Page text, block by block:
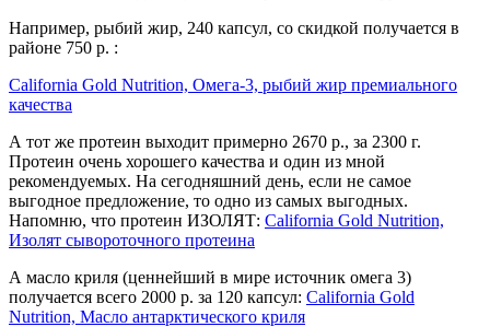
Например, рыбий жир, 240 капсул, со скидкой получается в
районе 750 р. :
California Gold Nutrition, Омега-3, рыбий жир премиального
качества
А тот же протеин выходит примерно 2670 р., за 2300 г.
Протеин очень хорошего качества и один из мной
рекомендуемых. На сегодняшний день, если не самое
выгодное предложение, то одно из самых выгодных.
Напомню, что протеин ИЗОЛЯТ: California Gold Nutrition,
Изолят сывороточного протеина
А масло криля (ценнейший в мире источник омега 3)
получается всего 2000 р. за 120 капсул: California Gold
Nutrition, Масло антарктического криля